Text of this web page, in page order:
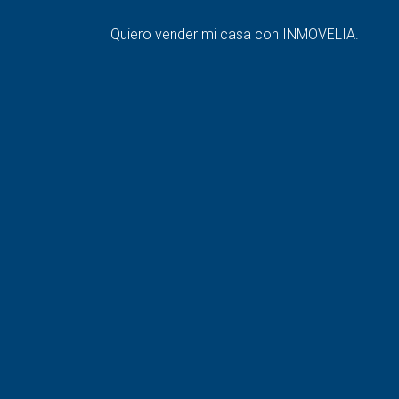
Quiero vender mi casa con INMOVELIA.